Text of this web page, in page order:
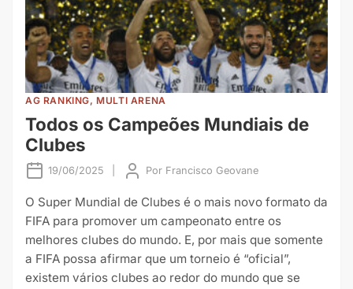
AG RANKING, MULTI ARENA
Todos os Campeões Mundiais de
Clubes
19/06/2025 Por Francisco Geovane
O Super Mundial de Clubes é o mais novo formato da
FIFA para promover um campeonato entre os
melhores clubes do mundo. E, por mais que somente
a FIFA possa afirmar que um torneio é “oficial”,
existem vários clubes ao redor do mundo que se